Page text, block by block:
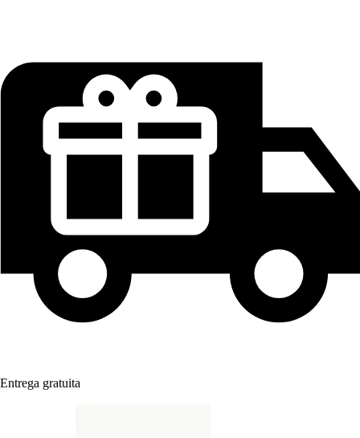
Entrega gratuita